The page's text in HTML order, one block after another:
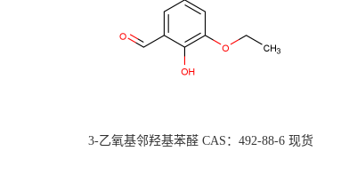
3-乙氧基邻羟基苯醛 CAS：492-88-6 现货